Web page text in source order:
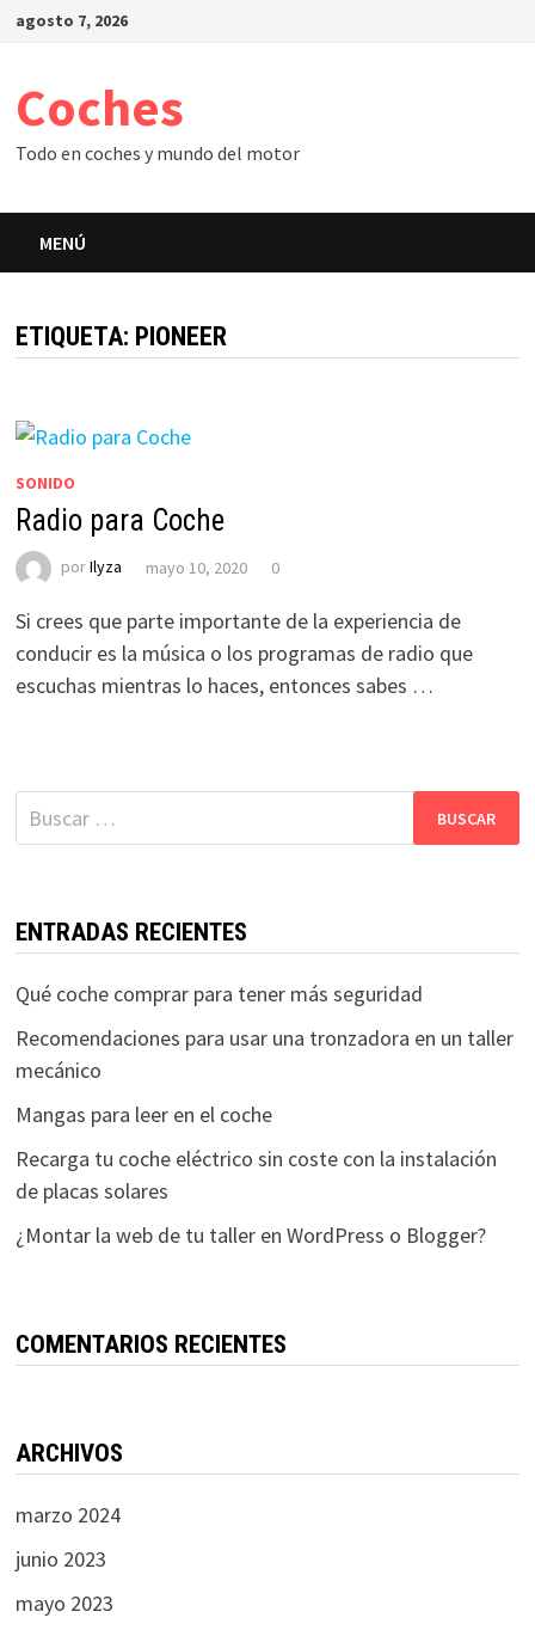
Saltar
agosto 7, 2026
Coches
Todo en coches y mundo del motor
MENÚ
ETIQUETA: PIONEER
SONIDO
Radio para Coche
porIlyza mayo 10, 2020 0
Si crees que parte importante de la experiencia de
conducir es la música o los programas de radio que
escuchas mientras lo haces, entonces sabes …
Buscar:
ENTRADAS RECIENTES
Qué coche comprar para tener más seguridad
Recomendaciones para usar una tronzadora en un taller
mecánico
Mangas para leer en el coche
Recarga tu coche eléctrico sin coste con la instalación
de placas solares
¿Montar la web de tu taller en WordPress o Blogger?
COMENTARIOS RECIENTES
ARCHIVOS
marzo 2024
junio 2023
mayo 2023